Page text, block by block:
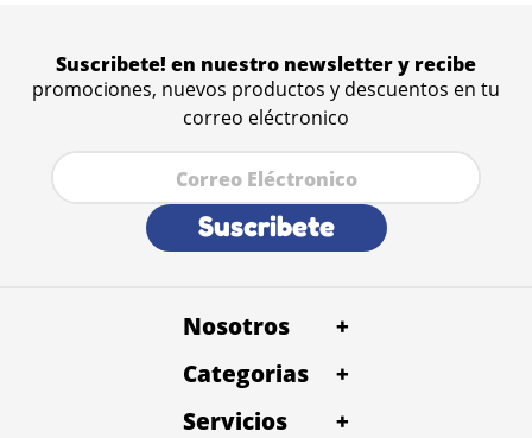
Suscribete! en nuestro newsletter y recibe
promociones, nuevos productos y descuentos en tu
correo eléctronico
Suscribete
Nosotros
+
Categorias
+
Servicios
+